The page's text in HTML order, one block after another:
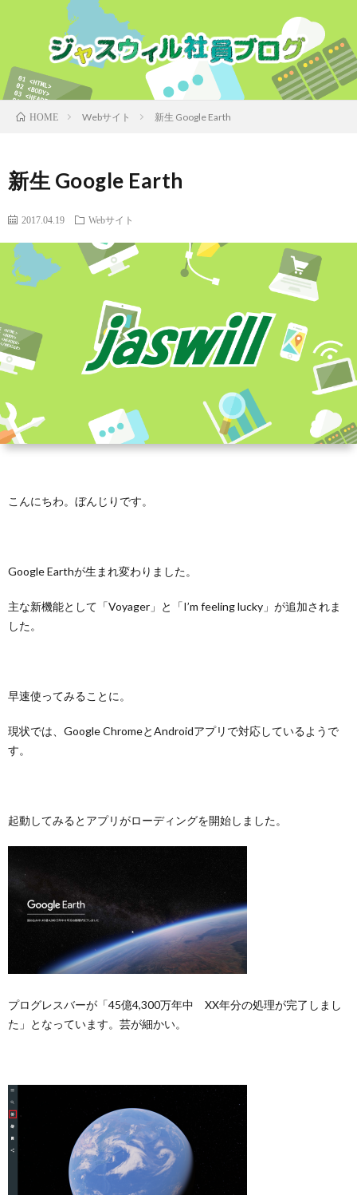
HOME Webサイト 新生 Google Earth
新生 Google Earth
2017.04.19 Webサイト
こんにちわ。ぼんじりです。
Google Earthが生まれ変わりました。
主な新機能として「Voyager」と「I’m feeling lucky」が追加されま
した。
早速使ってみることに。
現状では、Google ChromeとAndroidアプリで対応しているようで
す。
起動してみるとアプリがローディングを開始しました。
プログレスバーが「45億4,300万年中 XX年分の処理が完了しまし
た」となっています。芸が細かい。